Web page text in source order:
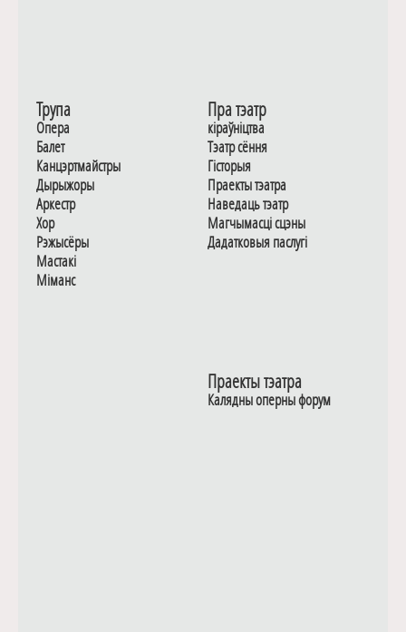
Трупа
Опера
Балет
Канцэртмайстры
Дырыжоры
Аркестр
Хор
Рэжысёры
Мастакі
Мiманс
Пра тэатр
кіраўніцтва
Тэатр сёння
Гiсторыя
Праекты тэатра
Наведаць тэатр
Магчымасцi сцэны
Дадаткoвыя паслугi
Праекты тэатра
Калядны оперны форум